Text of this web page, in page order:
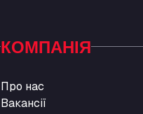
КОМПАНІЯ
Про нас
Вакансії